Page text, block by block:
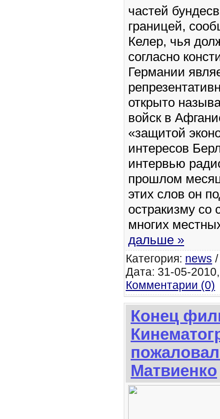
частей
границей,
Келер, чья
согласно
Германии
открыто
войск в
«защитой
интересов
интервью
прошлом
этих слов он
остракизму со
многих
дальше »
Категория: news
Дата: 31-05-
Комментарии (0)
Конец
Матвиенко